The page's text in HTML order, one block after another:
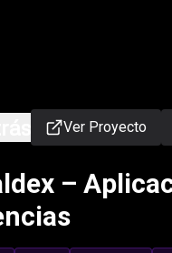
Ver Proyecto
–